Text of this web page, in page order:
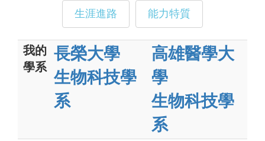
生涯進路 能力特質
我的
學系
長榮大學
生物科技學
系
高雄醫學大
學
生物科技學
系